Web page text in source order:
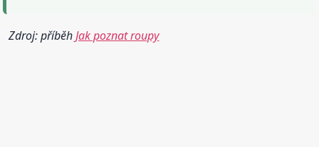
Zdroj: příběhJak poznat roupy